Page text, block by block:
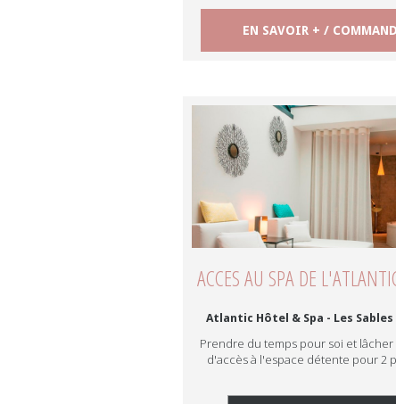
EN SAVOIR + /
ACCES AU SPA DE
Atlantic Hôtel & Spa - Les
Prendre du temps pour soi et lâcher
d'accès à l'espace détente pour 2